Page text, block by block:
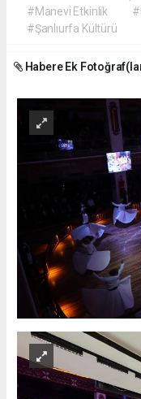
#Manevi Etkinlik
#Şanlıurfa Kültürü
Habere Ek